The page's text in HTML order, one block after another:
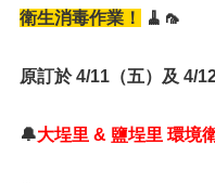
衛生消毒作業！
🧹🦟
原訂於 4/11（五）及 4/
🔔大埕里 & 鹽埕里 環境